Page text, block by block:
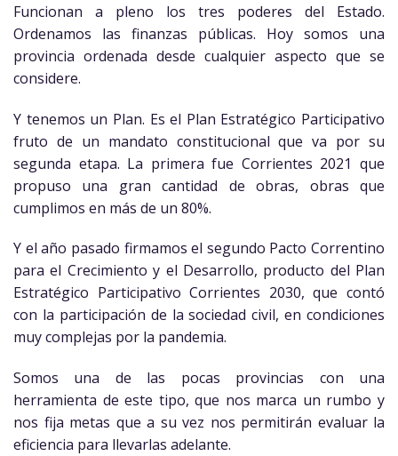
Funcionan a pleno los tres poderes del Estado.
Ordenamos las finanzas públicas. Hoy somos una
provincia ordenada desde cualquier aspecto que se
considere.
Y tenemos un Plan. Es el Plan Estratégico Participativo
fruto de un mandato constitucional que va por su
segunda etapa. La primera fue Corrientes 2021 que
propuso una gran cantidad de obras, obras que
cumplimos en más de un 80%.
Y el año pasado firmamos el segundo Pacto Correntino
para el Crecimiento y el Desarrollo, producto del Plan
Estratégico Participativo Corrientes 2030, que contó
con la participación de la sociedad civil, en condiciones
muy complejas por la pandemia.
Somos una de las pocas provincias con una
herramienta de este tipo, que nos marca un rumbo y
nos fija metas que a su vez nos permitirán evaluar la
eficiencia para llevarlas adelante.